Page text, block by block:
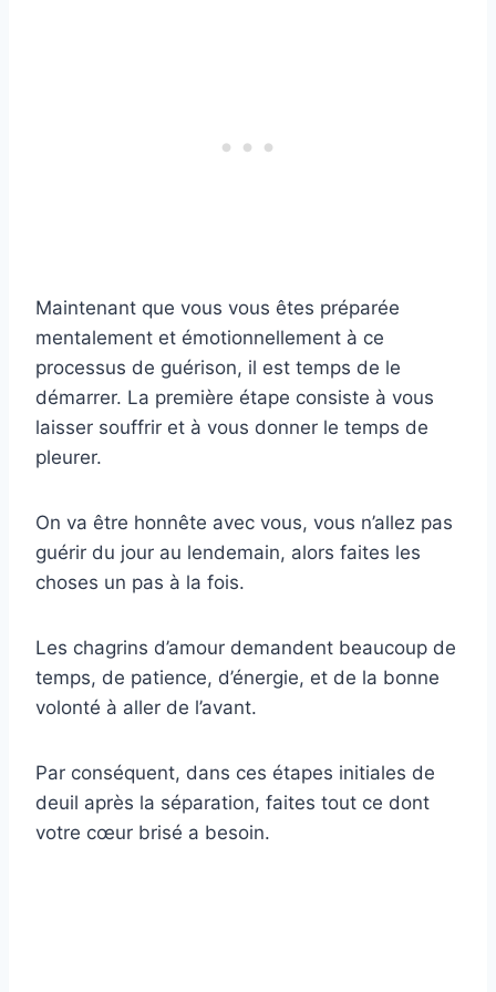
Maintenant que vous vous êtes préparée
mentalement et émotionnellement à ce
processus de guérison, il est temps de le
démarrer. La première étape consiste à vous
laisser souffrir et à vous donner le temps de
pleurer.
On va être honnête avec vous, vous n’allez pas
guérir du jour au lendemain, alors faites les
choses un pas à la fois.
Les chagrins d’amour demandent beaucoup de
temps, de patience, d’énergie, et de la bonne
volonté à aller de l’avant.
Par conséquent, dans ces étapes initiales de
deuil après la séparation, faites tout ce dont
votre cœur brisé a besoin.